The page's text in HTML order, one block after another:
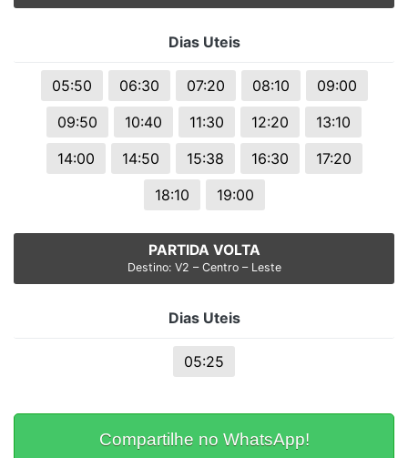
Dias Uteis
05:50 06:30 07:20 08:10
09:00
09:50
10:40 11:30 12:20
13:10
14:00
14:50 15:38 16:30
17:20
18:10
19:00
PARTIDA VOLTA
Destino: V2 – Centro – Leste
Dias Uteis
05:25
Compartilhe no WhatsApp!